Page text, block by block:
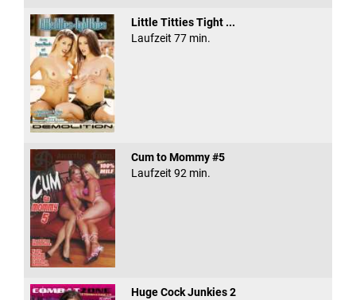
Little Titties Tight ...
Laufzeit 77 min.
Cum to Mommy #5
Laufzeit 92 min.
Huge Cock Junkies 2